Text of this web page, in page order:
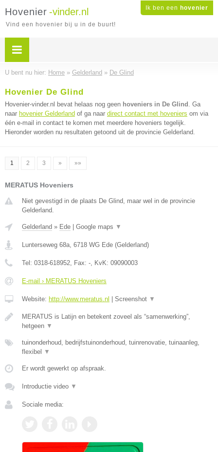
Ik ben een hovenier
Hovenier -vinder.nl
Vind een hovenier bij u in de buurt!
U bent nu hier: Home » Gelderland » De Glind
Hovenier De Glind
Hovenier-vinder.nl bevat helaas nog geen hoveniers in De Glind . Ga
naar hovenier Gelderland of ga naar direct contact met hoveniers om via
één e-mail in contact te komen met meerdere hoveniers tegelijk.
Hieronder worden nu resultaten getoond uit de provincie Gelderland.
1 2 3 » »»
MERATUS Hoveniers
Niet gevestigd in de plaats De Glind, maar wel in de provincie
Gelderland.
Gelderland » Ede Google maps ▼
Lunterseweg 68a, 6718 WG Ede (Gelderland)
Tel: 0318-618952, Fax: -, KvK: 09090003
E-mail › MERATUS Hoveniers
Website: http://www.meratus.nl Screenshot ▼
MERATUS is Latijn en betekent zoveel als “samenwerking”,
hetgeen ▼
tuinonderhoud, bedrijfstuinonderhoud, tuinrenovatie, tuinaanleg,
flexibel
▼
Er wordt gewerkt op afspraak.
Introductie video ▼
Sociale media: